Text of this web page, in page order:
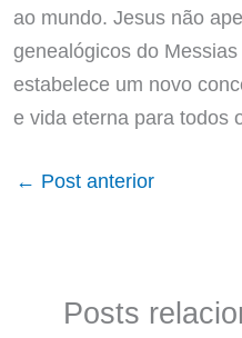
ao mundo. Jesus não
genealógicos do
estabelece um novo
e vida eterna para todos
← Post anterior
Posts